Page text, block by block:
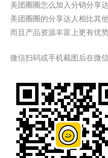
美团圈圈怎么加入分销分享
美团圈圈的分享达人相比其
而且产品资源丰富上更有优势
微信扫码或手机截图后在微